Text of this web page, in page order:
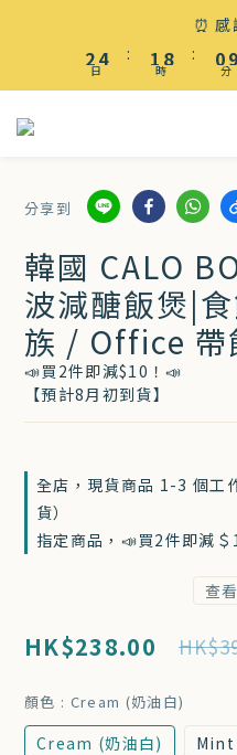
☀️ 盛夏感謝祭低至
⏰ 感
2
1
4
3
日
:
1
0
8
7
3
1
0
時
:
1
09
分
☀️ 盛夏感謝祭低
分享到
韓國 CALO
波減醣飯煲|
族 / Office 帶
📣買2件即減$10！📣
【預計8月初到貨】
全店，現貨商品 1-3 個工
貨）
指定商品，📣買2件即減＄
查
HK$238.00
顏色 : Cream (奶油白)
Cream (奶油白)
Mint